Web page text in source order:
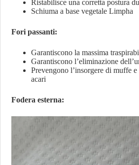
Ristabilisce una corretta postura
Schiuma a base vegetale Limpha
Fori passanti:
Garantiscono la massima
Garantiscono l’eliminazione
Prevengono l’insorgere di muffe
acari
Fodera esterna: